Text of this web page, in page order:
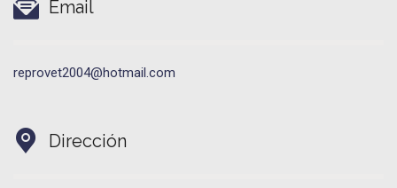
Email
reprovet2004@hotmail.com
Dirección